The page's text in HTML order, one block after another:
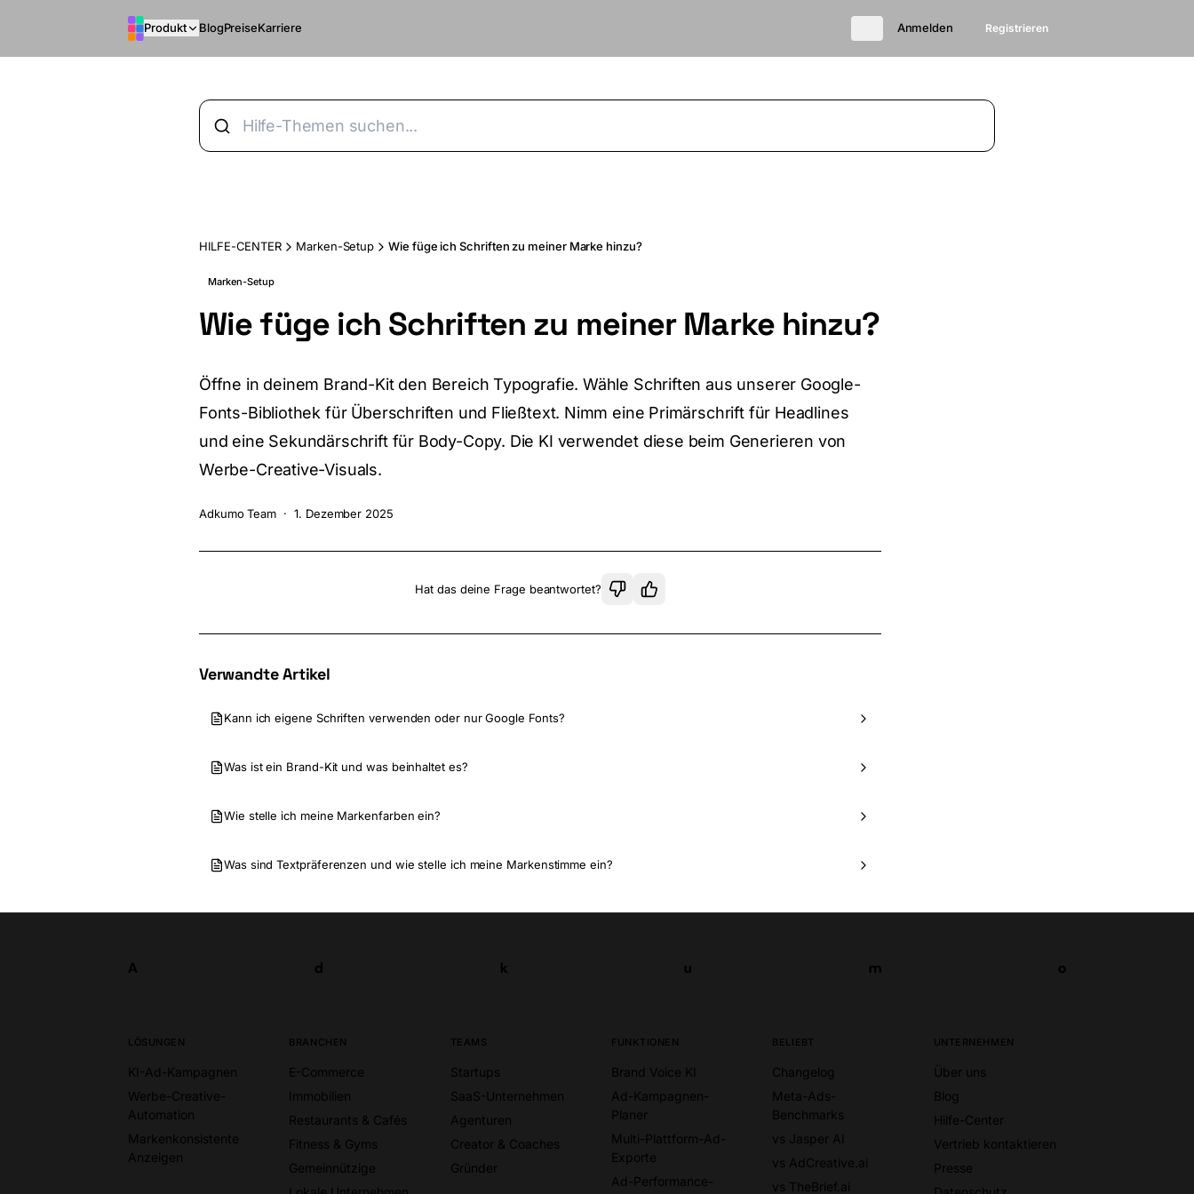
Produkt BlogPreiseKarriere Anmelden Registrieren
HILFE-CENTER Marken-Setup Wie füge ich Schriften zu meiner Marke hinzu?
Marken-Setup
Wie füge ich Schriften zu meiner Marke hinzu?
Öffne in deinem Brand-Kit den Bereich Typografie. Wähle Schriften aus unserer Google-
Fonts-Bibliothek für Überschriften und Fließtext. Nimm eine Primärschrift für Headlines
und eine Sekundärschrift für Body-Copy. Die KI verwendet diese beim Generieren von
Werbe-Creative-Visuals.
Adkumo Team · 1. Dezember 2025
Hat das deine Frage beantwortet?
Verwandte Artikel
Kann ich eigene Schriften verwenden oder nur Google Fonts?
Was ist ein Brand-Kit und was beinhaltet es?
Wie stelle ich meine Markenfarben ein?
Was sind Textpräferenzen und wie stelle ich meine Markenstimme ein?
A d k u m
o
LÖSUNGEN
KI-Ad-Kampagnen
Werbe-Creative-
Automation
Markenkonsistente
Anzeigen
BRANCHEN
E-Commerce
Immobilien
Restaurants & Cafés
Fitness & Gyms
Gemeinnützige
TEAMS
Startups
SaaS-Unternehmen
Agenturen
Creator & Coaches
Gründer
FUNKTIONEN
Brand Voice KI
Ad-Kampagnen-
Planer
Multi-Plattform-Ad-
Exporte
Ad-Performance-
BELIEBT
Changelog
Meta-Ads-
Benchmarks
vs Jasper AI
vs AdCreative.ai
vs TheBrief.ai
UNTERNEHMEN
Über uns
Blog
Hilfe-Center
Vertrieb kontaktieren
Presse